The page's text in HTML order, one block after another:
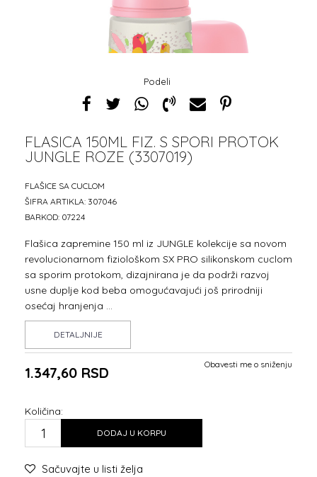
1 2
Podeli
FLASICA 150ML FIZ. S SPORI PROTOK
JUNGLE ROZE (3307019)
FLAŠICE SA CUCLOM
ŠIFRA ARTIKLA: 307046
BARKOD: 07224
Flašica zapremine 150 ml iz JUNGLE kolekcije sa novom
revolucionarnom fiziološkom SX PRO silikonskom cuclom
sa sporim protokom, dizajnirana je da podrži razvoj
usne duplje kod beba omogućavajući još prirodniji
osećaj hranjenja ...
DETALJNIJE
1.347,60 RSD Obavesti me o sniženju
Količina:
DODAJ U KORPU
Sačuvajte u listi želja